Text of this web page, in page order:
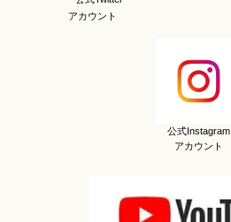
アカウント
公式Instagram
アカウント